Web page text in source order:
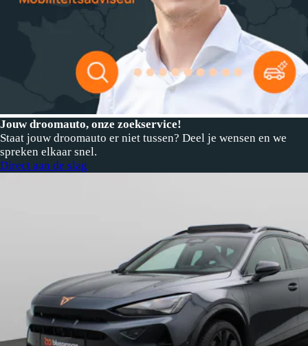
Jouw droomauto, onze zoekservice!
Staat jouw droomauto er niet tussen? Deel je wensen en we
spreken elkaar snel.
Direct aan de slag